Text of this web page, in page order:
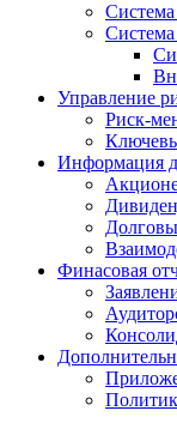
Система
Управление
Риск-
Информация
Финасовая